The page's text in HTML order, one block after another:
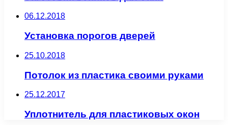
06.12.2018
Установка порогов дверей
25.10.2018
Потолок из пластика своими руками
25.12.2017
Уплотнитель для пластиковых окон